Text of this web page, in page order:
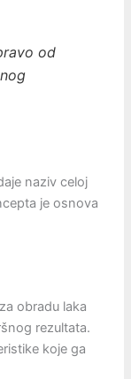
od
naziv celoj
je osnova
obradu laka
rezultata.
koje ga